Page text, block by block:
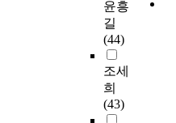
윤흥
길
(44)
조세
희
(43)